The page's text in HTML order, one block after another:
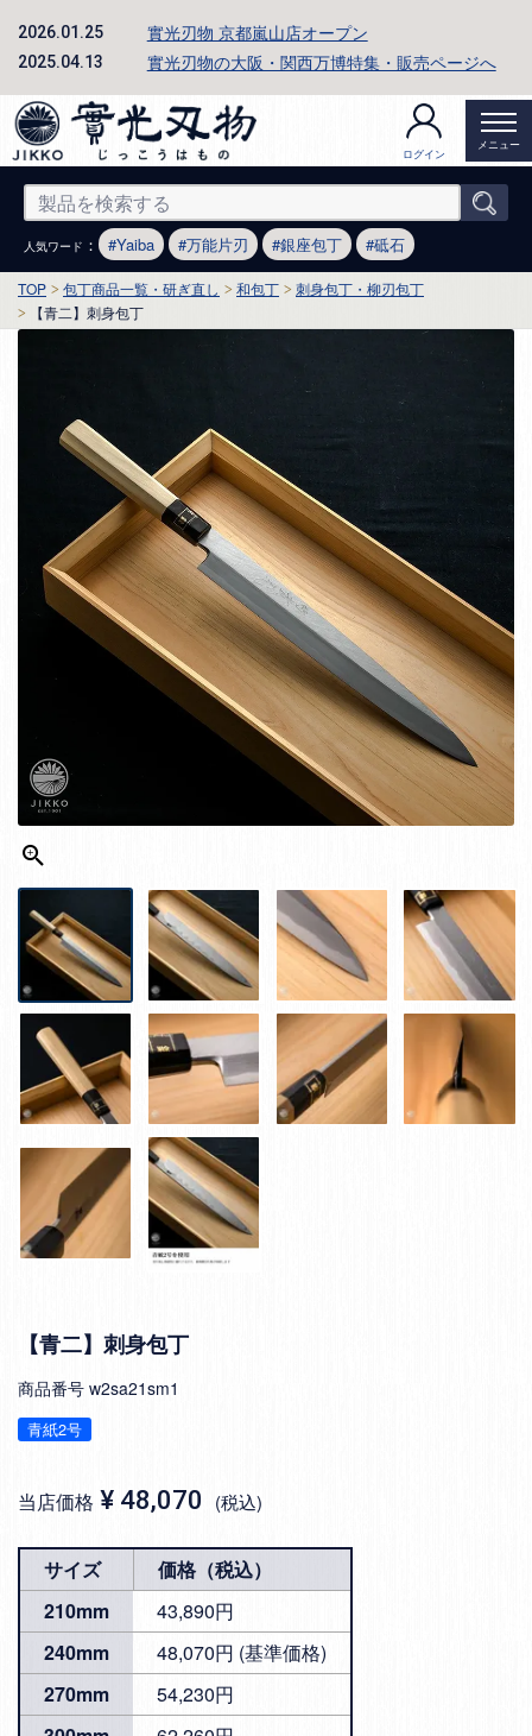
2026.01.25 實光刃物 京都嵐山店オープン
2025.04.13 實光刃物の大阪・関西万博特集・販売ページへ
ログイン
メニュー
人気ワード ： Yaiba 万能片刃 銀座包丁 砥石
TOP 包丁商品一覧・研ぎ直し 和包丁
刺身包丁・柳刃包丁
【青二】刺身包丁
【青二】刺身包丁
商品番号 w2sa21sm1
青紙2号
当店価格 ¥ 48,070 税込
サイズ
価格（税込）
210mm
43,890円
240mm
48,070円 (基準価格)
270mm
54,230円